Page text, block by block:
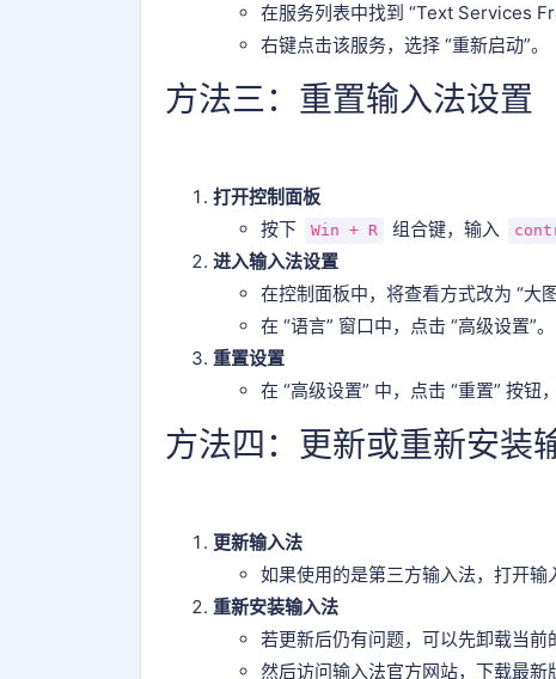
在服务列表中找到 “Text Services
右键点击该服务，选择 “重新启动”。
方法三：重置输入法设置
打开控制面板
按下
Win + R 组合键，输入
进入输入法设置
在控制面板中，将查看方式改为 “大
在 “语言” 窗口中，点击 “高级设置”。
重置设置
在 “高级设置” 中，点击 “重置” 按钮
方法四：更新或重新安装
更新输入法
如果使用的是第三方输入法，打开输
重新安装输入法
若更新后仍有问题，可以先卸载当前
然后访问输入法官方网站，下载最新